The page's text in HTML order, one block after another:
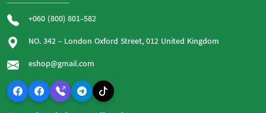
+060 (800) 801-582
NO. 342 - London Oxford Street, 012 United Kingdom
eshop@gmail.com